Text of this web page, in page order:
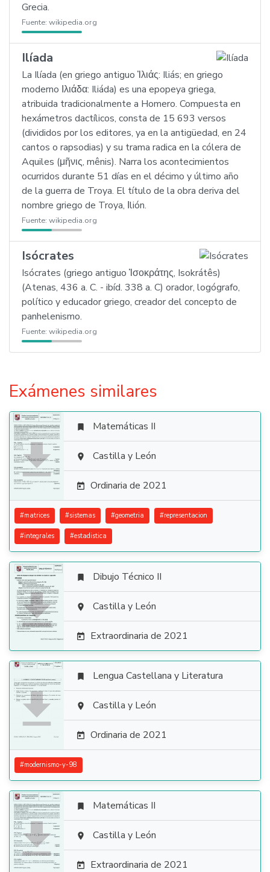
Grecia.
Fuente: wikipedia.org
Ilíada
La Ilíada (en griego antiguo Ἰλιάς: Iliás; en griego
moderno Ιλιάδα: Iliáda) es una epopeya griega,
atribuida tradicionalmente a Homero. Compuesta en
hexámetros dactílicos, consta de 15 693 versos
(divididos por los editores, ya en la antigüedad, en 24
cantos o rapsodias) y su trama radica en la cólera de
Aquiles (μῆνις, mênis). Narra los acontecimientos
ocurridos durante 51 días en el décimo y último año
de la guerra de Troya. El título de la obra deriva del
nombre griego de Troya, Ιlión.
Fuente: wikipedia.org
Isócrates
Isócrates (griego antiguo Ἰσοκράτης, Isokrátês)
(Atenas, 436 a. C. - ibíd. 338 a. C) orador, logógrafo,
político y educador griego, creador del concepto de
panhelenismo.
Fuente: wikipedia.org
Exámenes similares

 Matemáticas II
 Castilla y León
 Ordinaria de 2021
#matrices #sistemas #geometria #representacion
#integrales #estadistica

 Dibujo Técnico II
 Castilla y León
 Extraordinaria de 2021

 Lengua Castellana y Literatura
 Castilla y León
 Ordinaria de 2021
#modernismo-y-98

 Matemáticas II
 Castilla y León
 Extraordinaria de 2021